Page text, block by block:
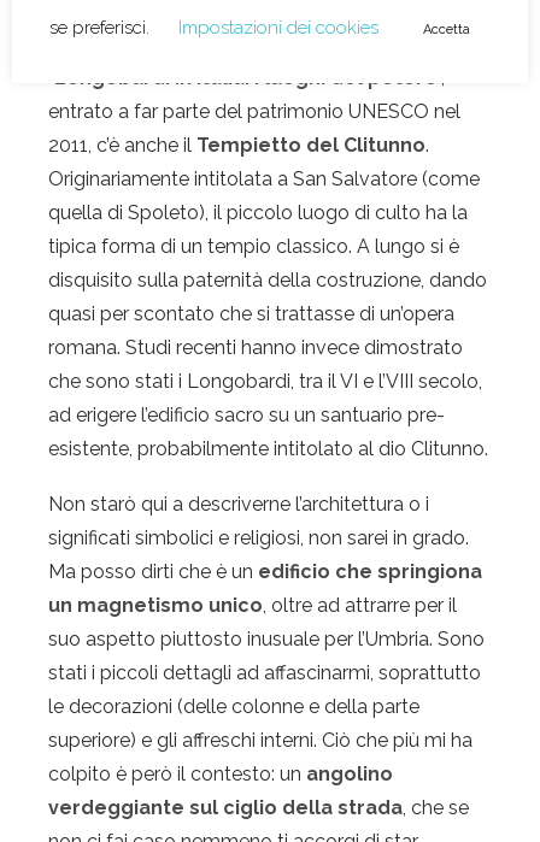
Tra i sette siti facenti parte del circuito
Longobardi in Italia: i luoghi del potere “,
entrato a far parte del patrimonio UNESCO nel
2011, c’è anche il Tempietto del Clitunno.
Originariamente intitolata a San Salvatore (come
quella di Spoleto), il piccolo luogo di culto ha la
tipica forma di un tempio classico. A lungo si è
disquisito sulla paternità della costruzione, dando
quasi per scontato che si trattasse di un’opera
romana. Studi recenti hanno invece dimostrato
che sono stati i Longobardi, tra il VI e l’VIII secolo,
ad erigere l’edificio sacro su un santuario pre-
esistente, probabilmente intitolato al dio Clitunno.
Non starò qui a descriverne l’architettura o i
significati simbolici e religiosi, non sarei in grado.
Ma posso dirti che è un edificio che springiona
un magnetismo unico , oltre ad attrarre per il
suo aspetto piuttosto inusuale per l’Umbria. Sono
stati i piccoli dettagli ad affascinarmi, soprattutto
le decorazioni (delle colonne e della parte
superiore) e gli affreschi interni. Ciò che più mi ha
colpito è però il contesto: un angolino
verdeggiante sul ciglio della strada , che se